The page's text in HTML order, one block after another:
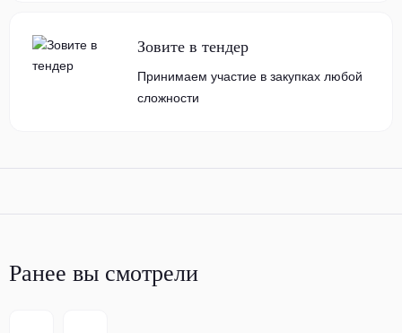
Зовите в тендер
Принимаем участие в закупках любой
сложности
Ранее вы смотрели